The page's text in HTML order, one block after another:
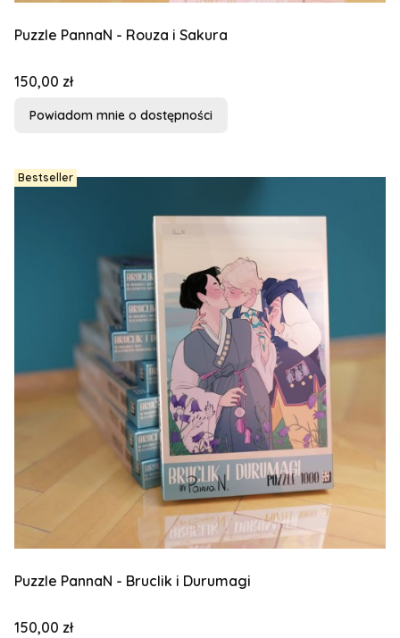
Puzzle PannaN - Rouza i Sakura
Cena
150,00 zł
Powiadom mnie o dostępności
Bestseller
Puzzle PannaN - Bruclik i Durumagi
Cena
150,00 zł